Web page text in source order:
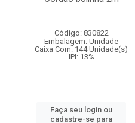
Código: 830822
Embalagem: Unidade
Caixa Com: 144 Unidade(s)
IPI: 13%
Faça seu login ou
cadastre-se para